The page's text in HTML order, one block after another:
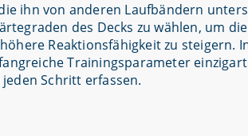
ihn von anderen Laufbändern
des Decks zu wählen, um
Reaktionsfähigkeit zu steigern.
Trainingsparameter
Schritt erfassen.